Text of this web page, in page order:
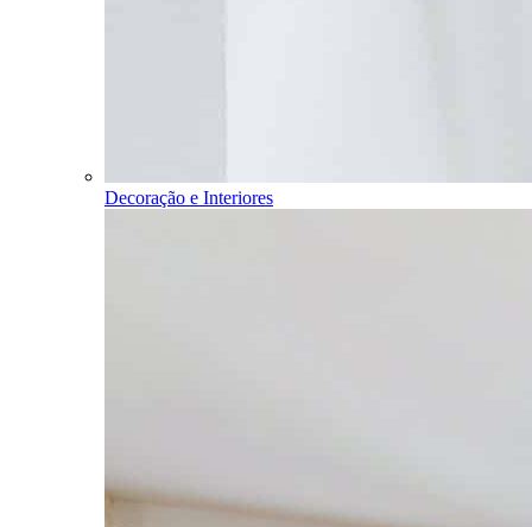
Decoração e Interiores